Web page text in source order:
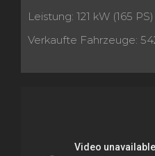
Leistung: 121 kW (165
Verkaufte Fahrzeuge: